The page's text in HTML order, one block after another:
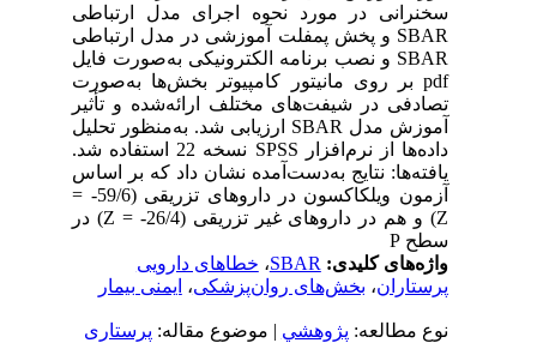
سخنرانی در مورد نحوه اجرای مدل ارتباطی
SBAR و پخش پمفلت آموزشی در مدل ارتباطی
SBAR و نصب برنامه الکترونیکی به‌صورت فایل
pdf بر روی مانیتور کامپیوتر بخش‌ها به‌صورت
تصادفی در شیفت‌های مختلف ارائه‌شده و تأثیر
آموزش مدل SBAR ارزیابی شد. به‌منظور تحلیل
داده‌ها از نرم‌افزار SPSS نسخه 22 استفاده شد.
یافته‌ها: نتایج به‌دست‌آمده نشان داد که بر اساس
آزمون ویلکاکسون در داروهای تزریقی (59/6- =
Z) و هم در داروهای غیر تزریقی (26/4- = Z) در
سطح P
واژه‌های کلیدی:SBAR،خطاهای دارویی
پرستاران ،بخش‌های روان‌پزشکی،ایمنی بیمار
نوع مطالعه:پژوهشي| موضوع مقاله:پرستاری